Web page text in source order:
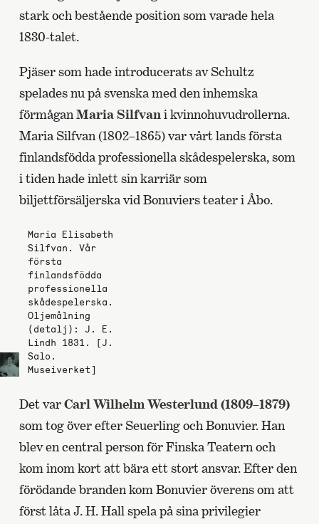
stark och bestående position som varade hela
1830-talet.
Pjäser som hade introducerats av Schultz
spelades nu på svenska med den inhemska
förmågan Maria Silfvan i kvinnohuvudrollerna.
Maria Silfvan (1802–1865) var vårt lands första
finlandsfödda professionella skådespelerska, som
i tiden hade inlett sin karriär som
biljettförsäljerska vid Bonuviers teater i Åbo.
Maria Elisabeth
Silfvan. Vår
första
finlandsfödda
professionella
skådespelerska.
Oljemålning
(detalj): J. E.
Lindh 1831. [J.
Salo.
Museiverket]
Det varCarl Wilhelm Westerlund (1809–1879)
som tog över efter Seuerling och Bonuvier. Han
blev en central person för Finska Teatern och
kom inom kort att bära ett stort ansvar. Efter den
förödande branden kom Bonuvier överens om att
först låta J. H. Hall spela på sina privilegier